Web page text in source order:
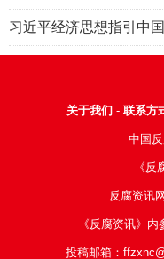
习近平经济思想指引中
关于我们 - 联系方
中国
《
反腐资讯
《反腐资讯》
投稿邮箱：